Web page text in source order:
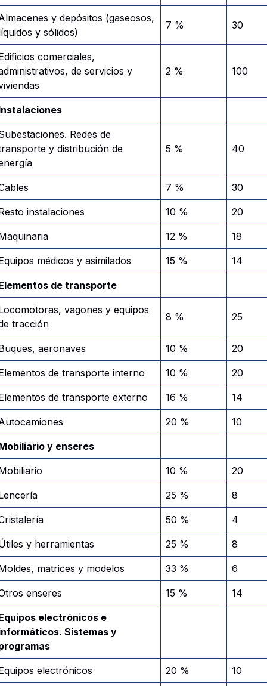
y depósitos (gaseosos,
y sólidos)
7 % 30
comerciales,
de servicios y
2 % 100
Redes de
y distribución de
5 % 40
7 % 30
instalaciones 10 % 20
12 % 18
médicos y asimilados 15 % 14
de transporte
vagones y equipos
tracción
8 % 25
aeronaves 10 % 20
de transporte interno 10 % 20
de transporte externo 16 % 14
20 % 10
y enseres
10 % 20
25 % 8
50 % 4
y herramientas 25 % 8
matrices y modelos 33 % 6
enseres 15 % 14
electrónicos e
Sistemas y
electrónicos 20 % 10